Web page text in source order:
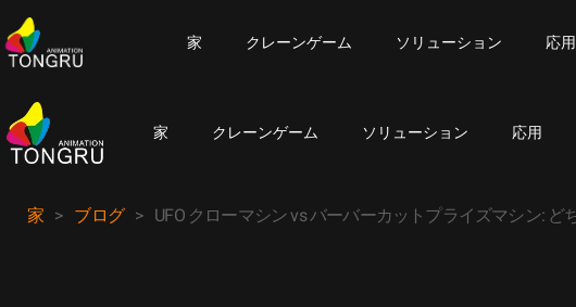
家 クレーンゲーム ソリューション 応用
家 クレーンゲーム ソリューション 応用
家 > ブログ > UFO クローマシン vs バーバーカットプライズマシン: